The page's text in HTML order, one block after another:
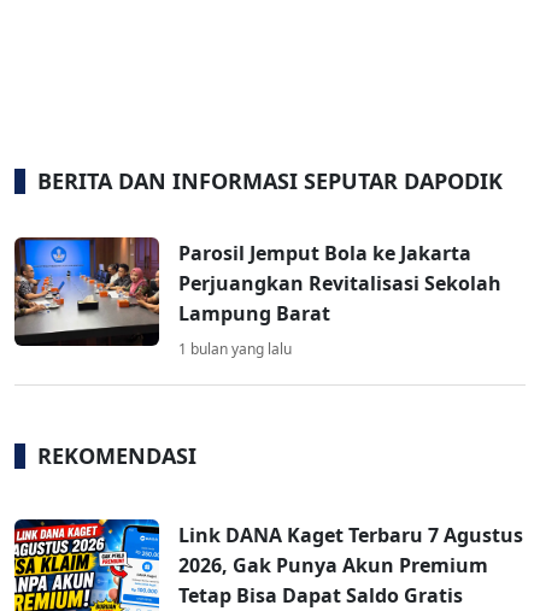
BERITA DAN INFORMASI SEPUTAR DAPODIK
Parosil Jemput Bola ke Jakarta
Perjuangkan Revitalisasi Sekolah
Lampung Barat
1 bulan yang lalu
REKOMENDASI
Link DANA Kaget Terbaru 7 Agustus
2026, Gak Punya Akun Premium
Tetap Bisa Dapat Saldo Gratis